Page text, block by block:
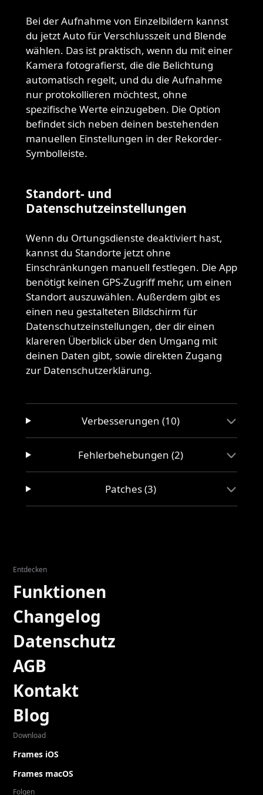
Bei der Aufnahme von Einzelbildern kannst
du jetzt Auto für Verschlusszeit und Blende
wählen. Das ist praktisch, wenn du mit einer
Kamera fotografierst, die die Belichtung
automatisch regelt, und du die Aufnahme
nur protokollieren möchtest, ohne
spezifische Werte einzugeben. Die Option
befindet sich neben deinen bestehenden
manuellen Einstellungen in der Rekorder-
Symbolleiste.
Standort- und
Datenschutzeinstellungen
Wenn du Ortungsdienste deaktiviert hast,
kannst du Standorte jetzt ohne
Einschränkungen manuell festlegen. Die App
benötigt keinen GPS-Zugriff mehr, um einen
Standort auszuwählen. Außerdem gibt es
einen neu gestalteten Bildschirm für
Datenschutzeinstellungen, der dir einen
klareren Überblick über den Umgang mit
deinen Daten gibt, sowie direkten Zugang
zur Datenschutzerklärung.
Verbesserungen (10)
Fehlerbehebungen (2)
Patches (3)
Entdecken
Funktionen
Changelog
Datenschutz
AGB
Kontakt
Blog
Download
Frames iOS
Frames macOS
Folgen